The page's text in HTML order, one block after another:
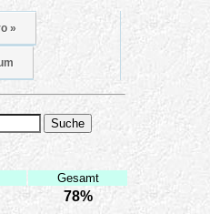
»
Gesamt
78%